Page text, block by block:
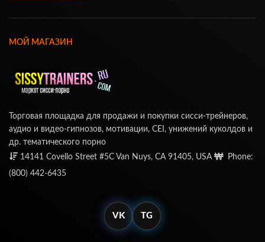
МОЙ МАГАЗИН
Торговая площадка для продажи и покупки сисси-трейнеров,
аудио и видео-гипнозов, мотивации, CEI, унижений куколдов и
др. тематического порно
14141 Covello Street #5C Van Nuys, CA 91405, USA
Phone:
(800) 442-6435
VK TG